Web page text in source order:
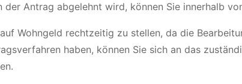
der Antrag abgelehnt wird, können Sie innerhalb
Wohngeld rechtzeitig zu stellen, da die
haben, können Sie sich an das